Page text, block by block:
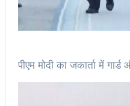
पीएम मोदी का जकार्ता में